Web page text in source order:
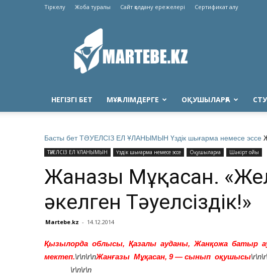
Тіркелу Жоба туралы Сайт қолдану ережелері Сертификат алу
Martebe.kz
білім
сайты
НЕГІЗГІ БЕТ МҰҒАЛІМДЕРГЕ ОҚУШЫЛАРҒА
Басты бет ТӘУЕЛСІЗ ЕЛ ҰЛАНЫМЫН Үздік шығарма немесе эссе
ТӘУЕЛСІЗ ЕЛ ҰЛАНЫМЫН Үздік шығарма немесе эссе Оқушыларға Шәкірт ойы
Жанғазы Мұқасан.
әкелген Тәуелсіздік!»
Martebe.kz - 14.12.2014
Қызылорда облысы, Қазалы ауданы, Жанқожа батыр
мектеп.\r\n\r\nЖанғазы Мұқасан, 9 — сынып оқушысы
\r\n\r\n